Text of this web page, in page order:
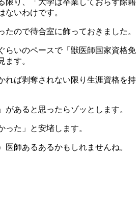
限り、「大学は卒業しておらず除籍
ないわけです。
たので待合室に飾っておきました。
らいのペースで「獣医師国家資格免
ます。
れば剥奪されない限り生涯資格を持
があると思ったらゾッとします。
った」と安堵します。
医師あるあるかもしれませんね。